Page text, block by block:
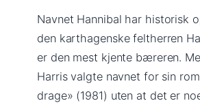
Navnet Hannibal har historisk
den karthagenske feltherren
er den mest kjente bæreren.
Harris valgte navnet for sin
drage» (1981) uten at det er